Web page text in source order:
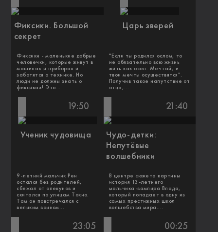
Фиксики. Большой
секрет
Фиксики - маленькие добрые
человечки, которые живут в
машинах и приборах и
заботятся о технике. Но
люди не должны знать о
фиксиках! Это...
Царь зверей
"Если ты родился ослом, то
не обязательно всю жизнь
жить как осел. Мечтай, и
твои мечты осуществятся".
Получив такое напутствие от
отца,...
19:50
Ученик чудовища
9-летний мальчик Рен
остался без родителей,
сбежал от опекунов и
скитался по улицам Токио.
Там он повстречался с
великим воином...
21:40
Чудо-детки:
Непутёвые
волшебники
В центре сюжета картины
история 13-летнего
мальчика-вампира Влада,
который попадает в одну из
самых престижных школ
волшебства мира....
23:05 00:25